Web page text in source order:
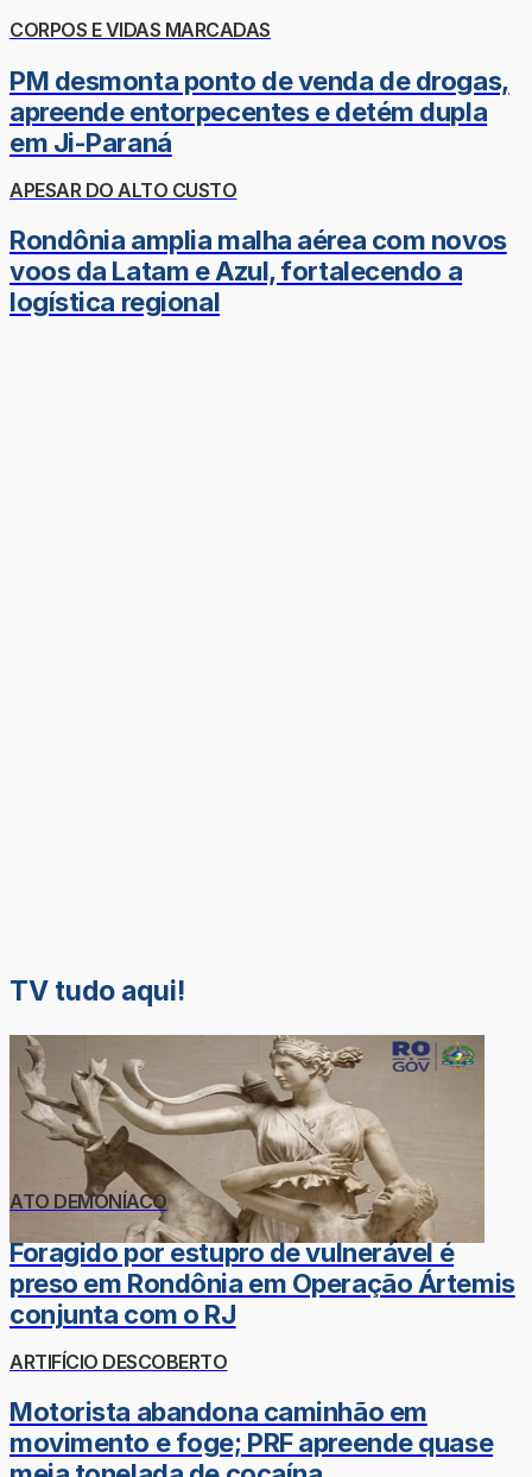
CORPOS E VIDAS MARCADAS
PM desmonta ponto de venda de drogas,
apreende entorpecentes e detém dupla
em Ji-Paraná
APESAR DO ALTO CUSTO
Rondônia amplia malha aérea com novos
voos da Latam e Azul, fortalecendo a
logística regional
TV tudo aqui!
ATO DEMONÍACO
Foragido por estupro de vulnerável é
preso em Rondônia em Operação Ártemis
conjunta com o RJ
ARTIFÍCIO DESCOBERTO
Motorista abandona caminhão em
movimento e foge; PRF apreende quase